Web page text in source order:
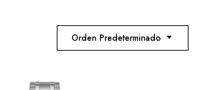
Orden Predeterminado